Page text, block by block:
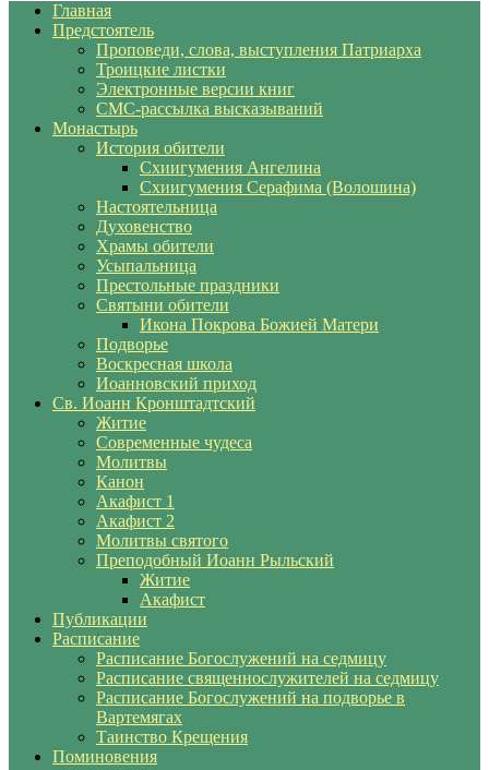
Главная
Предстоятель
Проповеди, слова, выступления Патриарха
Троицкие листки
Электронные версии книг
СМС-рассылка высказываний
Монастырь
История обители
Схиигумения Ангелина
Схиигумения Серафима (Волошина)
Настоятельница
Духовенство
Храмы обители
Усыпальница
Престольные праздники
Святыни обители
Икона Покрова Божией Матери
Подворье
Воскресная школа
Иоанновский приход
Св. Иоанн Кронштадтский
Житие
Современные чудеса
Молитвы
Канон
Акафист 1
Акафист 2
Молитвы святого
Преподобный Иоанн Рыльский
Житие
Акафист
Публикации
Расписание
Расписание Богослужений на седмицу
Расписание священнослужителей на седмицу
Расписание Богослужений на подворье в
Вартемягах
Таинство Крещения
Поминовения